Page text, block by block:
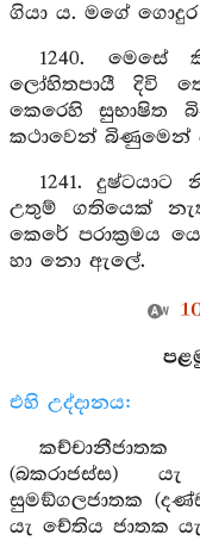
ගියා ය. මගේ
1240. මෙසේ
ලෝහිතපායී දිවි
කෙරෙහි සුභාෂිත
කථාවෙන් බිණුමෙන්
1241.
උතුම් ගතියෙක්
කෙරේ පරාක්‍රමය
හා නො ඇලේ.
එහි උද්දානය:
කච්චානීජාතක
(බකරාජස්ස)
සුමඞ්ගලජාතක
යැ චේතිය ජාතක